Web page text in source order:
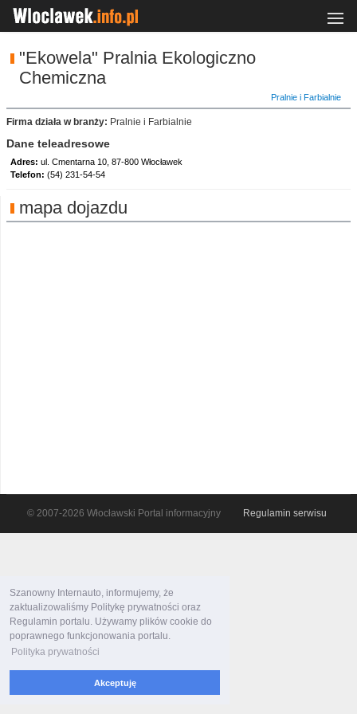
Szanowny Internauto, informujemy, że
zaktualizowaliśmy Politykę prywatności oraz
Regulamin portalu. Używamy plików cookie do
poprawnego funkcjonowania portalu.
Polityka prywatności
Akceptuję
"Ekowela" Pralnia Ekologiczno
Chemiczna
Pralnie i Farbialnie
Firma działa w branży: Pralnie i Farbialnie
Dane teleadresowe
Adres: ul. Cmentarna 10, 87-800 Włocławek
Telefon: (54) 231-54-54
mapa dojazdu
© 2007-2026 Włocławski Portal informacyjny Regulamin serwisu